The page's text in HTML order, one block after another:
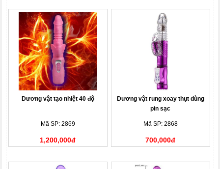
Dương vật tạo nhiệt 40 độ
Mã SP: 2869
1,200,000đ
Dương vật rung xoay thụt dùng
pin sạc
Mã SP: 2868
700,000đ